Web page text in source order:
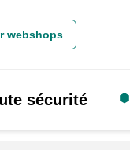
webshops
sécurité